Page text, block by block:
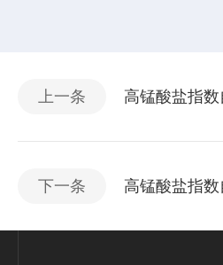
上一条 高锰酸盐指
下一条 高锰酸盐指